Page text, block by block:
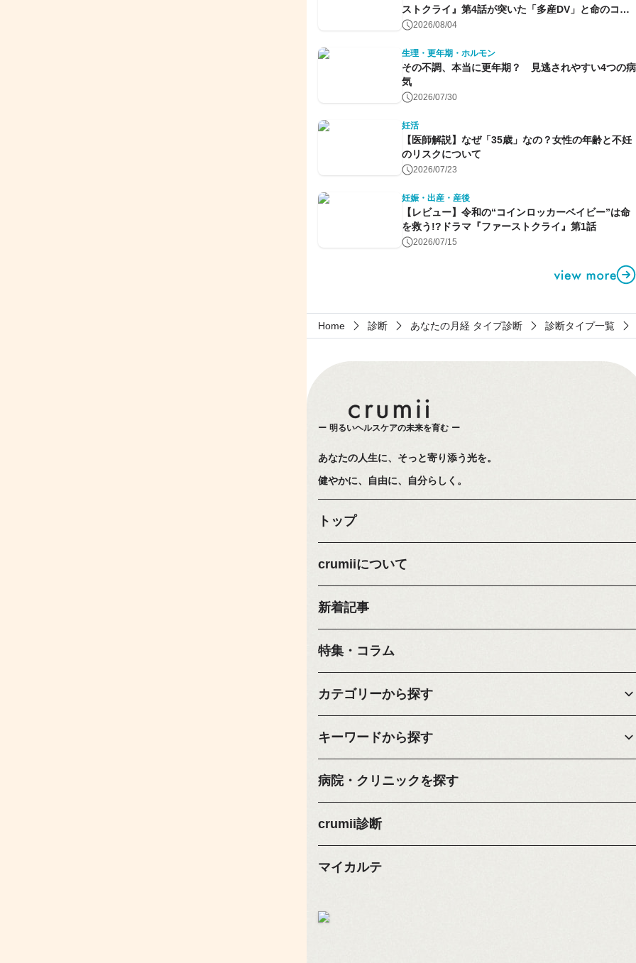
ストクライ』第4話が突いた「多産DV」と命のコン
トロール～
2026/08/04
生理・更年期・ホルモン
その不調、本当に更年期？ 見逃されやすい4つの病
気
2026/07/30
妊活
【医師解説】なぜ「35歳」なの？女性の年齢と不妊
のリスクについて
2026/07/23
妊娠・出産・産後
【レビュー】令和の“コインロッカーベイビー”は命
を救う!?ドラマ『ファーストクライ』第1話
2026/07/15
Home 診断 あなたの月経 タイプ診断 診断タイプ一覧
明るいヘルスケアの未来を育む
あなたの人生に、そっと寄り添う光を。
健やかに、自由に、自分らしく。
トップ
crumiiについて
新着記事
特集・コラム
カテゴリーから探す
キーワードから探す
病院・クリニックを探す
crumii診断
マイカルテ